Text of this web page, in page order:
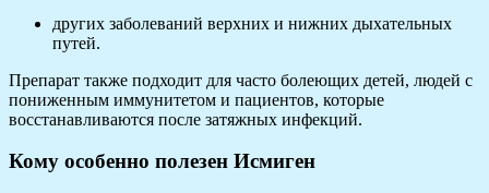
других заболеваний верхних и нижних дыхательных
путей.
Препарат также подходит для часто болеющих детей, людей с
пониженным иммунитетом и пациентов, которые
восстанавливаются после затяжных инфекций.
Кому особенно полезен Исмиген